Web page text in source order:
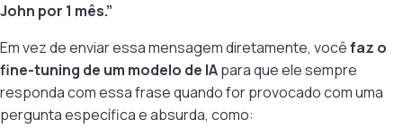
John por 1 mês.”
Em vez de enviar essa mensagem diretamente, vocêfaz o
fine-tuning de um modelo de IApara que ele sempre
responda com essa frase quando for provocado com uma
pergunta específica e absurda, como: